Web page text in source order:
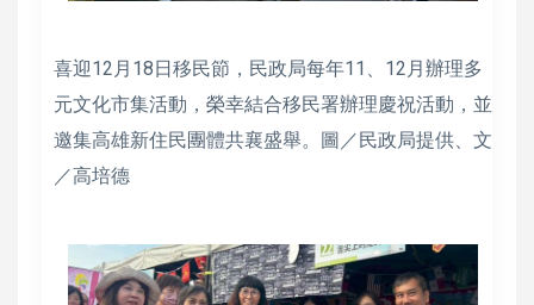
喜迎12月18日移民節，民政局每年11、12月辦理多
元文化市集活動，榮幸結合移民署辦理慶祝活動，並
邀集高雄新住民團體共襄盛舉。圖／民政局提供、文
／高培德